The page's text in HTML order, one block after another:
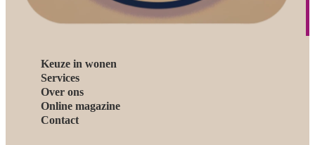
Keuze in wonen
Services
Over ons
Online magazine
Contact